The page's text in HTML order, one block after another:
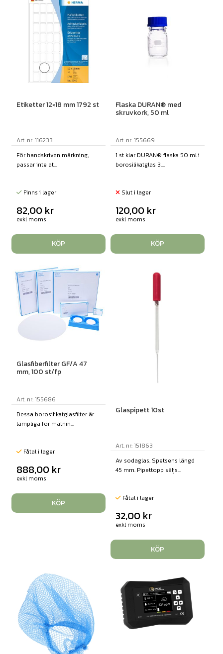
Etiketter 12×18 mm 1792 st
Art. nr: 116233
För handskriven märkning,
passar inte at...
Finns i lager
82,00 kr
exkl moms
KÖP
Flaska DURAN® med
skruvkork, 50 ml
Art. nr: 155669
1 st klar DURAN® flaska 50 ml i
borosilikatglas 3....
Slut i lager
120,00 kr
exkl moms
KÖP
Glasfiberfilter GF/A 47
mm, 100 st/fp
Art. nr: 155686
Dessa borosilikatglasfilter är
lämpliga för mätnin...
Fåtal i lager
888,00 kr
exkl moms
KÖP
Glaspipett 10st
Art. nr: 151863
Av sodaglas. Spetsens längd
45 mm. Pipettopp säljs...
Fåtal i lager
32,00 kr
exkl moms
KÖP